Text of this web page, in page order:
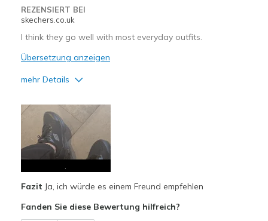
REZENSIERT BEI
skechers.co.uk
I think they go well with most everyday outfits.
Übersetzung anzeigen
mehr Details
Attractive Design
Comfortable
Geeignete Verwendung
Casual Wear
.
Fazit Ja, ich würde es einem Freund empfehlen
Fanden Sie diese Bewertung hilfreich?